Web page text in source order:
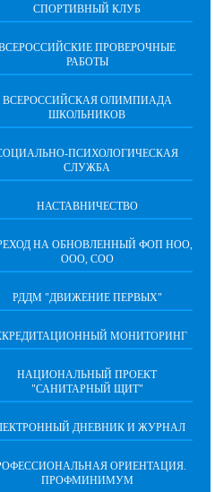
СПОРТИВНЫЙ КЛУБ
ПРОВЕРОЧНЫЕ
РАБОТЫ
ВСЕРОССИЙСКАЯ ОЛИМПИАДА
ШКОЛЬНИКОВ
ПСИХОЛОГИЧЕСКАЯ
СЛУЖБА
НАСТАВНИЧЕСТВО
НА ОБНОВЛЕННЫЙ ФОП НОО,
ООО, СОО
РДДМ "ДВИЖЕНИЕ ПЕРВЫХ"
МОНИТОРИНГ
НАЦИОНАЛЬНЫЙ ПРОЕКТ
"САНИТАРНЫЙ ЩИТ"
ДНЕВНИК И ЖУРНАЛ
ОРИЕНТАЦИЯ.
ПРОФМИНИМУМ